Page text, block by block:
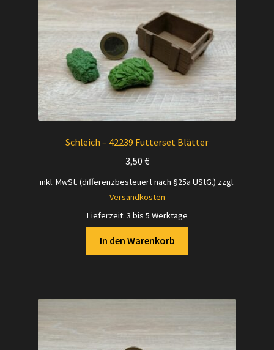
Schleich – 42239 Futterset Blätter
3,50 €
inkl. MwSt. (differenzbesteuert nach §25a UStG.) zzgl.
Versandkosten
Lieferzeit: 3 bis 5 Werktage
In den Warenkorb